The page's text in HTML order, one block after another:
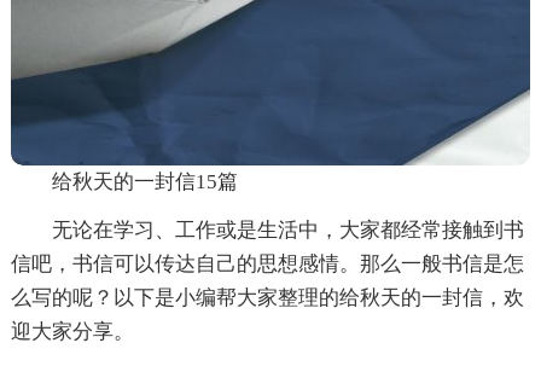
给秋天的一封信15篇
无论在学习、工作或是生活中，大家都经常接触到书
信吧，书信可以传达自己的思想感情。那么一般书信是怎
么写的呢？以下是小编帮大家整理的给秋天的一封信，欢
迎大家分享。